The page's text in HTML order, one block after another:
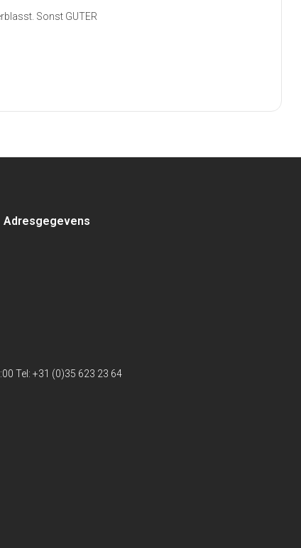
Sonst GUTER
Adresgegevens
Tel: +31 (0)35 623 23 64